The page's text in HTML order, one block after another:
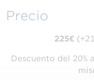
Precio
225€
Descuento del 20%